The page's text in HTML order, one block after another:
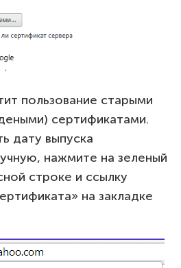
пользование старыми
сертификатами.
дату выпуска
нажмите на зеленый
строке и ссылку
на закладке